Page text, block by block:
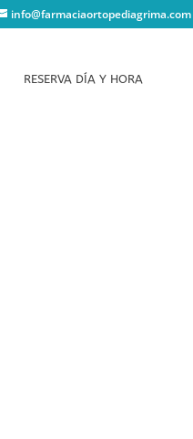
info@farmaciaortopediagrima.com
RESERVA DÍA Y HORA